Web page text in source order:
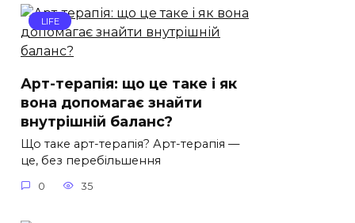
LIFE
Арт-терапія: що це таке і як
вона допомагає знайти
внутрішній баланс?
Що таке арт-терапія? Арт-терапія —
це, без перебільшення
0 35